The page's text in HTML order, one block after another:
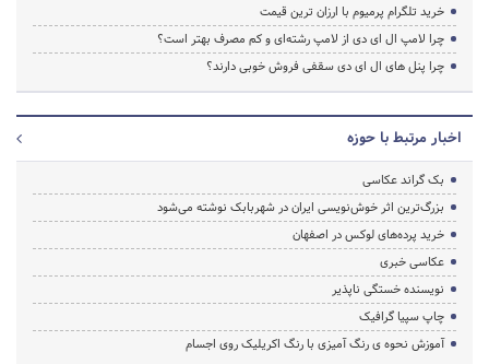
خرید تلگرام پرمیوم با ارزان ترین قیمت
چرا لامپ ال ای دی از لامپ رشته‌ای و کم مصرف بهتر است؟
چرا پنل های ال ای دی سقفی فروش خوبی دارند؟
اخبار مرتبط با حوزه
بک گراند عکاسی
بزرگ‌ترین اثر خوش‌نویسی ایران در شهربابک نوشته می‌شود
خرید پرده‌های لوکس در اصفهان
عکاسی خبری
نویسنده خستگی ناپذیر
چاپ سپیا گرافیک
آموزش نحوه ی رنگ آمیزی با رنگ اکریلیک روی اجسام